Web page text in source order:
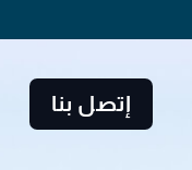
إتصل بنا